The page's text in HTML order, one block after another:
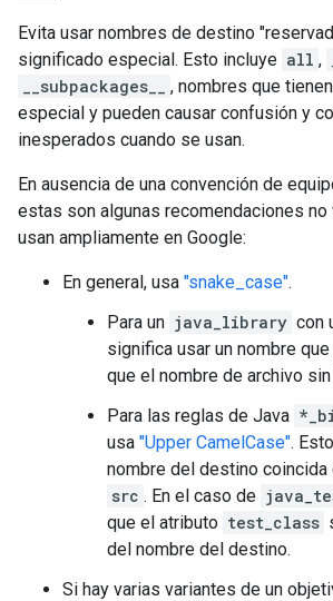
Evita usar nombres de destino
significado especial. Esto incluye all ,
__subpackages__
, nombres que
especial y pueden causar confusión y
inesperados cuando se usan.
En ausencia de una convención de
estas son algunas recomendaciones
usan ampliamente en Google:
En general, usa "snake_case".
Para un java_library con
significa usar un nombre
que el nombre de archivo
Para las reglas de Java
usa "Upper CamelCase".
nombre del destino coincida
src . En el caso de
que el atributo test_class
del nombre del destino.
Si hay varias variantes de un